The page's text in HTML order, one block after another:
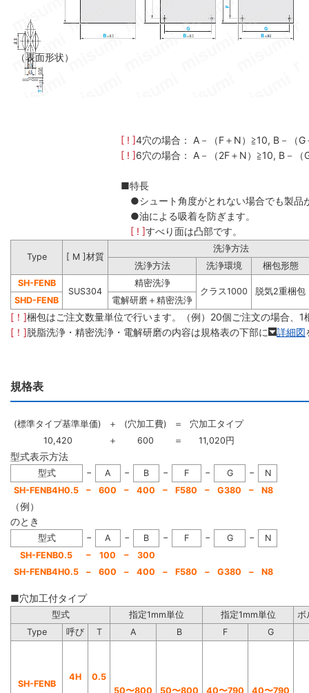
（表面形状）
[ ! ]4穴の場合： A－（F＋N）≧10, B－（G
[ ! ]6穴の場合： A－（2F＋N）≧10, B－（
■特長
●シュート角度がとれない場合でも製品
●油による吸着を防ぎます。
[ ! ]すべり面は凸部です。
Type [ M ]材質
洗浄方法
洗浄方法
洗浄環境
梱包形態
SH-FENB
SUS304
精密洗浄
クラス1000
脱気2重梱包
SHD-FENB
電解研磨＋精密洗浄
[！]梱包はご注文数量単位で行います。（例）20個ご注文の場合、
[！]脱脂洗浄・精密洗浄・電解研磨の内容は規格表の下部に 詳細図
規格表
(標準タイプ基準単価) ＋ (穴加工費) ＝
穴加工タイプ
10,420
＋ 600 ＝ 11,020円
型式表示方法
型式 − A − B − F − G −
N
SH-FENB4H0.5
− 600 − 400 − F580 − G380 − N8
（例）
のとき
型式 − A − B − F − G −
N
SH-FENB0.5
− 100 −
300
SH-FENB4H0.5
− 600 − 400 − F580 − G380 − N8
■穴加工付タイプ
型式 指定1mm単位 指定1mm単位
ボ
Type
呼び T A B F G
SH-FENB
4H
0.5
50〜800
50〜800 40〜790 40〜790